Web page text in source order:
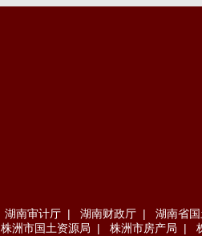
湖南审计厅 | 湖南财政厅 |
湖南省
株洲市国土资源局
| 株洲市房产局 |